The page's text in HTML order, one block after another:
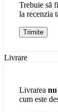
Trebuie să
la recenzia
Livrare
Livrarea nu
cum este